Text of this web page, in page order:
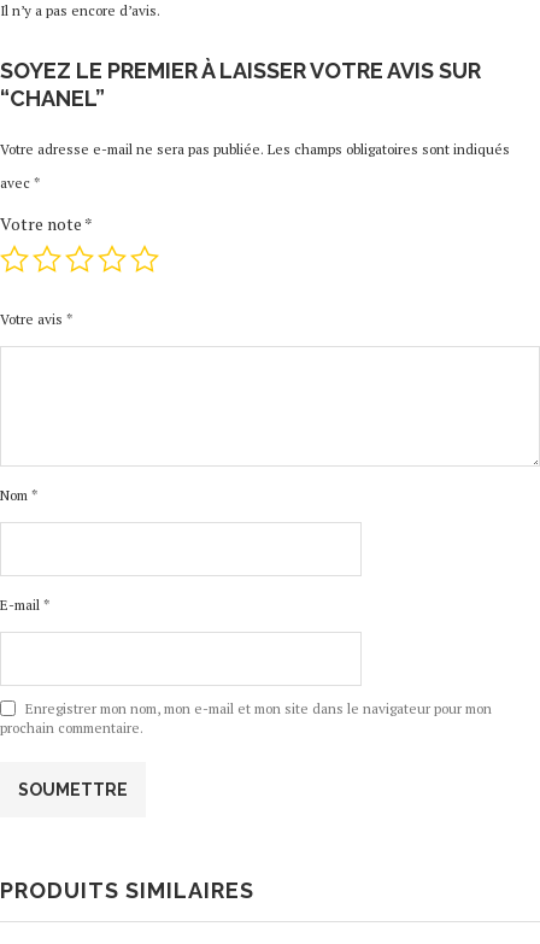
Il n’y a pas encore d’avis.
SOYEZ LE PREMIER À LAISSER VOTRE AVIS SUR
“CHANEL”
Votre adresse e-mail ne sera pas publiée. Les champs obligatoires sont indiqués
avec *
Votre note *
Votre avis *
Nom *
E-mail *
Enregistrer mon nom, mon e-mail et mon site dans le navigateur pour mon
prochain commentaire.
PRODUITS SIMILAIRES